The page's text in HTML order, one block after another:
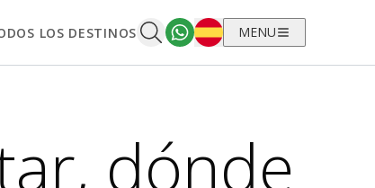
LOS DESTINOS EspañolMENU
dónde